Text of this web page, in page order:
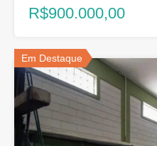
R$900.000,00
Em Destaque